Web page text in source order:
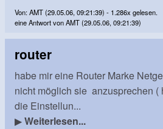
Von: AMT (29.05.06, 09:21:39) - 1.286x gelesen.
eine Antwort von AMT (29.05.06, 09:21:39)
router
habe mir eine Router Marke
nicht möglich sie anzusprechen (
die Einstellun...
▶Weiterlesen...